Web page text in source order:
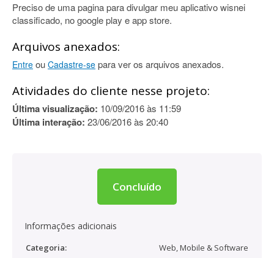
Preciso de uma pagina para divulgar meu aplicativo wisnei
classificado, no google play e app store.
Arquivos anexados:
Entre ou Cadastre-se para ver os arquivos anexados.
Atividades do cliente nesse projeto:
Última visualização: 10/09/2016 às 11:59
Última interação: 23/06/2016 às 20:40
Concluído
Informações adicionais
Categoria:
Web, Mobile & Software